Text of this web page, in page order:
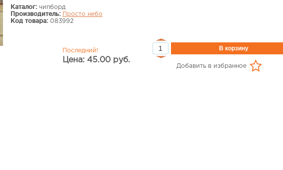
Каталог: чипборд
Производитель: Просто небо
Код товара: 083992
Последний!
Цена: 45.00 руб.
Добавить в избранное